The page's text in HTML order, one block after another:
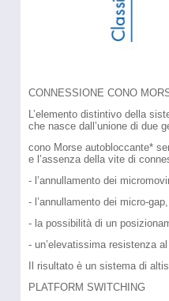
CONNESSIONE CONO
L’elemento distintivo della
che nasce dall’unione di due
cono Morse autobloccante*
e l’assenza della vite di
- l’annullamento dei
- l’annullamento dei micro-
- la possibilità di un
- un’elevatissima resistenza
Il risultato è un sistema di
PLATFORM SWITCHING